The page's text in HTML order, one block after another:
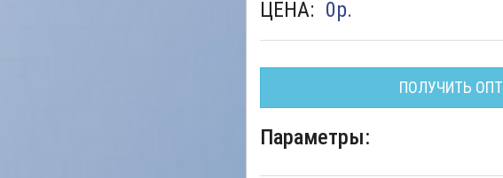
ЦЕНА: 0р.
ПОЛУЧИТЬ
Параметры: